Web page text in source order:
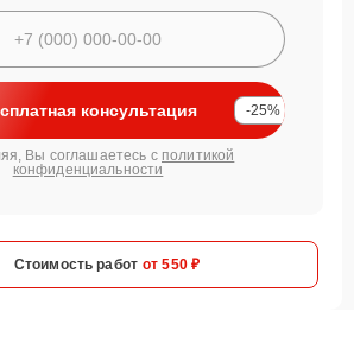
консультация -25%
Вы соглашаетесь с политикой
конфиденциальности
Стоимость работ от 550 ₽